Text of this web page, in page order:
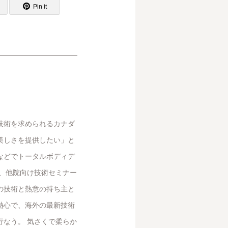
Pin it
術を求められるカナダ
さを提供したい」と
どでトータルボディデ
他院向け技術セミナー
術と熱意の持ち主と
心で、海外の最新技術
なう。 気さくで柔らか